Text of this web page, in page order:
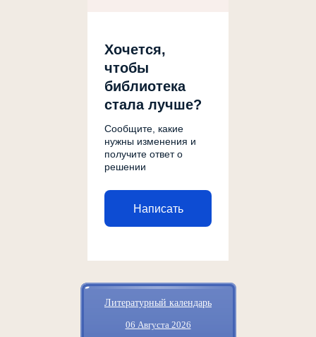
Хочется,
чтобы
библиотека
стала лучше?
Сообщите, какие
нужны изменения и
получите ответ о
решении
Написать
Литературный календарь
06 Августа 2026